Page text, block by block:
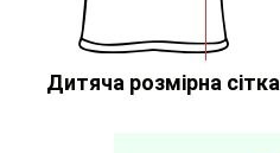
Дитяча розмірна сітка